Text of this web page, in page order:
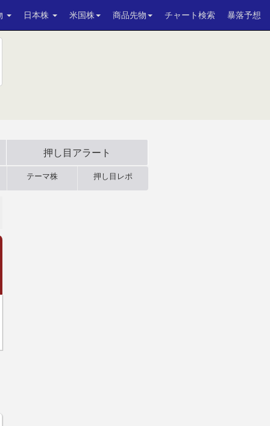
日本株 米国株 商品先物 チャート検索 暴落予想
押し目アラート
テーマ株 押し目レポ